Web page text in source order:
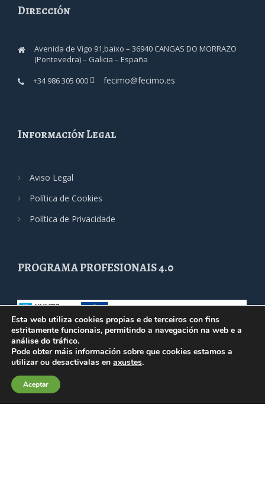
Dirección
Avenida de Vigo 91,baixo – 36940 CANGAS DO MORRAZO
(Pontevedra) – Galicia – España
+34 986 305 000
fecimo@fecimo.es
Información Legal
Aviso Legal
Política de Cookies
Política de Privacidade
PROGRAMA PROFESIONAIS 4.0
Esta web utiliza cookies propias e de terceiros con fins
estritamente funcionais, permitindo a navegación na web e a
análise do tráfico.
Pode obter máis información sobre que cookies estamos a
utilizar ou desactivalas en axustes.
Aceptar